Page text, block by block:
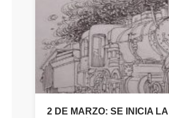
2 DE MARZO: SE INICIA